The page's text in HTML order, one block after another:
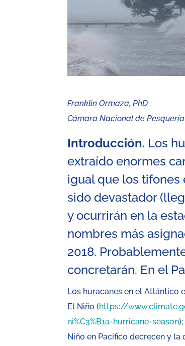
Franklin Ormaza, PhD
Cámara Nacional de Pesquería
Introducción. Los
extraído enormes
igual que los tifones
sido devastador
y ocurrirán en la
nombres más
2018.
concretarán. En el
Los huracanes en el Atlántico
El Niño (https://
ni%C3%B1a-hurricane-season
Niño en Pacifico decrecen y la